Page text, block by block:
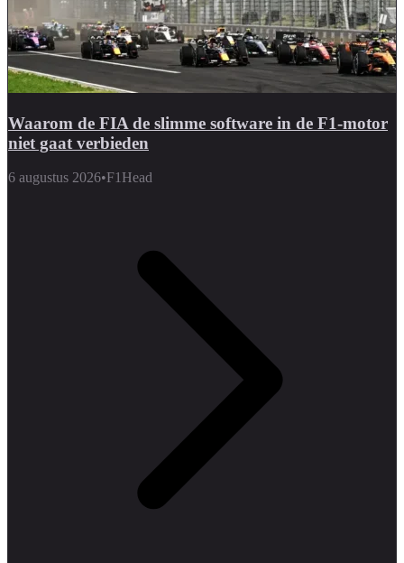
Waarom de FIA de slimme software in de F1-motor
niet gaat verbieden
6 augustus 2026•F1Head